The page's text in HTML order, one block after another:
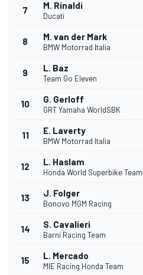
7 M. Rinaldi
Ducati
8 M. van der Mark
BMW Motorrad Italia
9 L. Baz
Team Go Eleven
10 G. Gerloff
GRT Yamaha WorldSBK
11 E. Laverty
BMW Motorrad Italia
12 L. Haslam
Honda World Superbike Team
13 J. Folger
Bonovo MGM Racing
14 S. Cavalieri
Barni Racing Team
15 L. Mercado
MIE Racing Honda Team